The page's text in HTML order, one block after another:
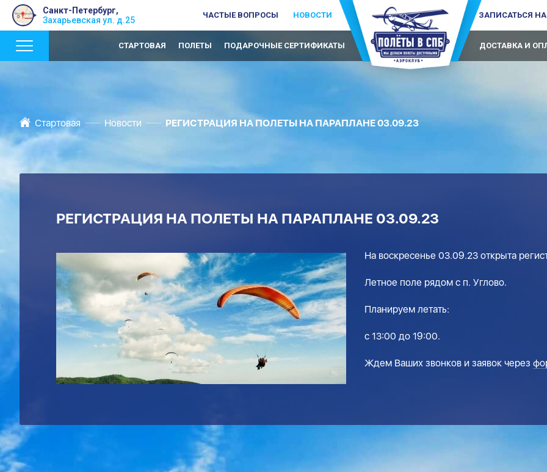
Санкт-Петербург,
Захарьевская ул. д.25
ЧАСТЫЕ ВОПРОСЫ НОВОСТИ ЗАПИСАТЬСЯ
СТАРТОВАЯ ПОЛЕТЫ ПОДАРОЧНЫЕ СЕРТИФИКАТЫ ДОСТАВКА И
Стартовая Новости РЕГИСТРАЦИЯ НА ПОЛЕТЫ НА ПАРАПЛАНЕ 03.09.23
РЕГИСТРАЦИЯ НА ПОЛЕТЫ НА ПАРАПЛАНЕ 03.09.23
На воскресенье 03.09.23 открыта
Летное поле рядом с п. Углово.
Планируем летать:
с 13:00 до 19:00.
Ждем Ваших звонков и заявок через